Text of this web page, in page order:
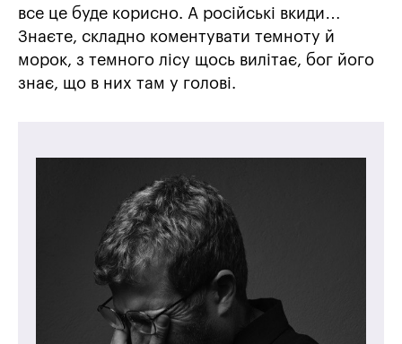
все це буде корисно. А російські вкиди…
Знаєте, складно коментувати темноту й
морок, з темного лісу щось вилітає, бог його
знає, що в них там у голові.